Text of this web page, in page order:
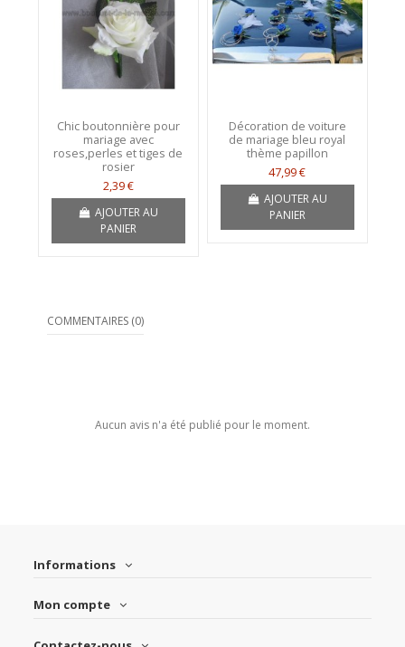
Chic boutonnière pour
mariage avec
roses,perles et tiges de
rosier
2,39 €
AJOUTER AU
PANIER
Décoration de voiture
de mariage bleu royal
thème papillon
47,99 €
AJOUTER AU
PANIER
COMMENTAIRES (0)
Aucun avis n'a été publié pour le moment.
Informations
Mon compte